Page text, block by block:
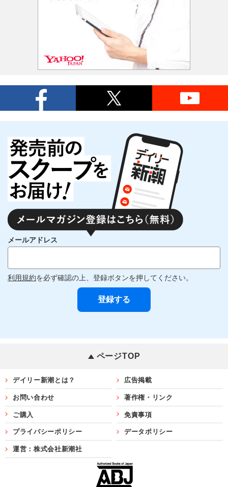
メールアドレス
利用規約を必ず確認の上、登録ボタンを押してください。
ページTOP
デイリー新潮とは？ 広告掲載
お問い合わせ 著作権・リンク
ご購入 免責事項
プライバシーポリシー データポリシー
運営：株式会社新潮社